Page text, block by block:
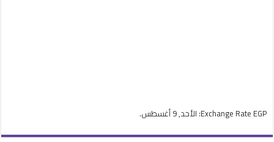
Exchange Rate EGP : الأحد, 9 أغسطس.